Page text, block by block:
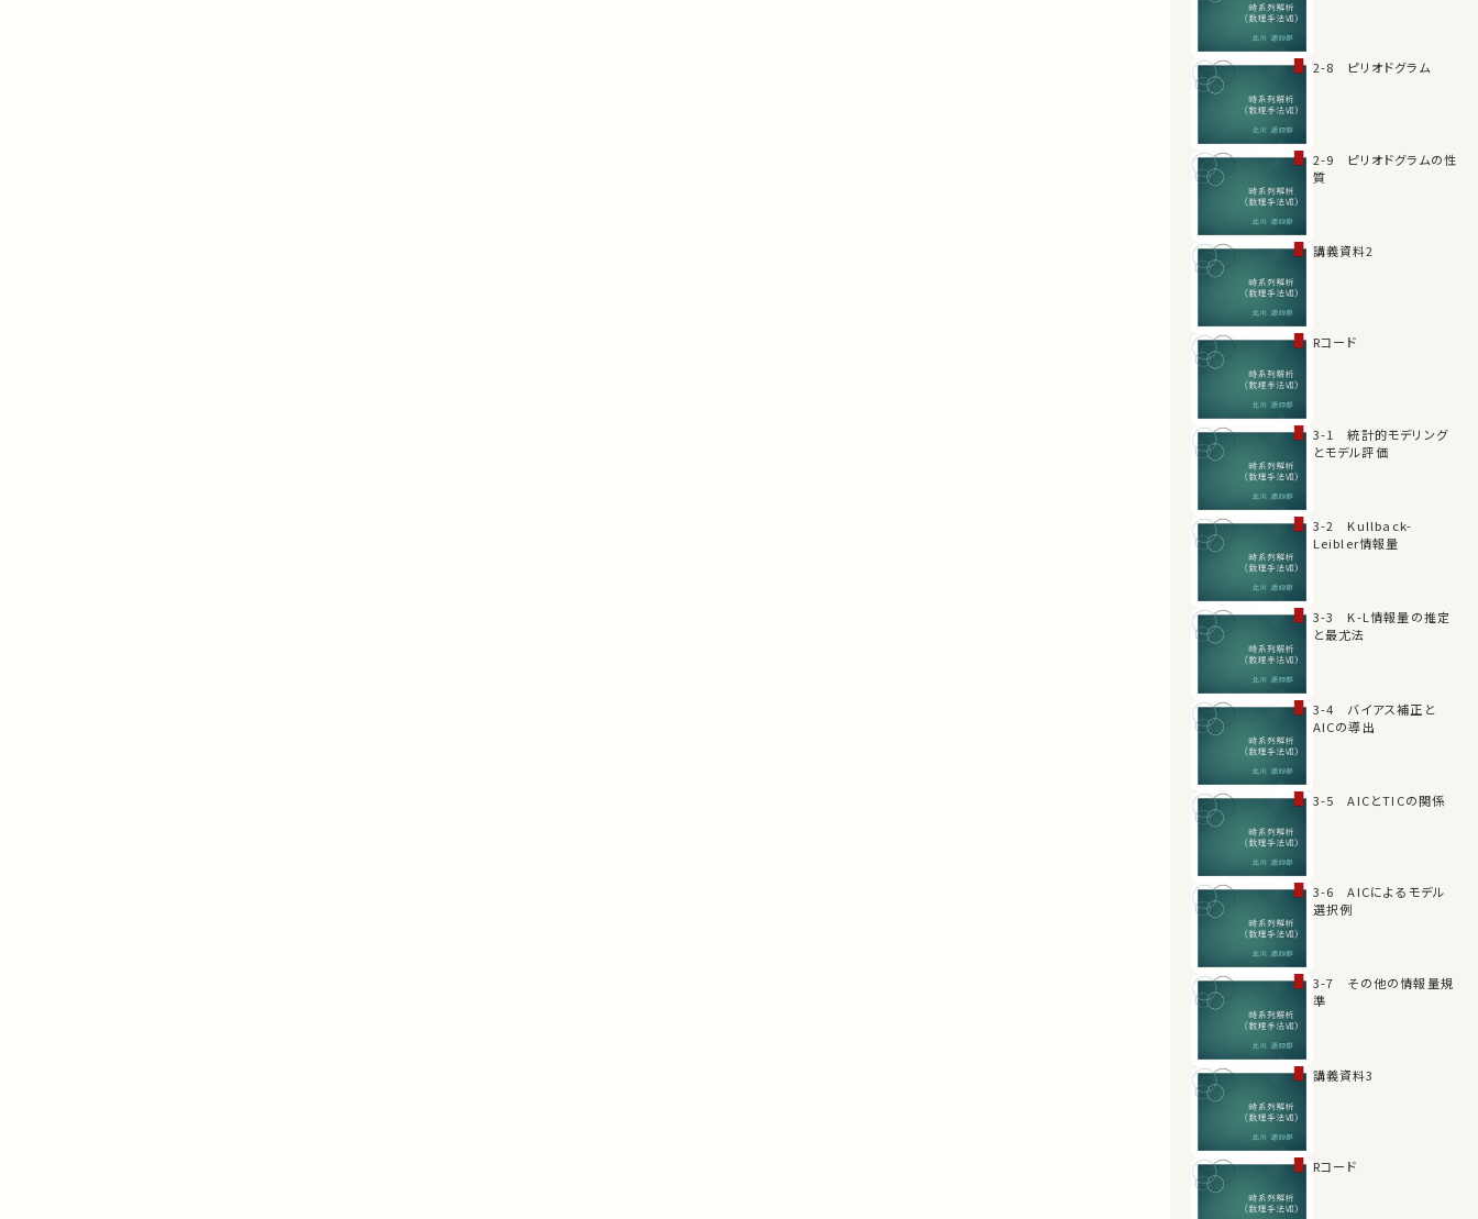
2-8 ピリオドグラム
2-9 ピリオドグラムの性
質
講義資料2
Rコード
3-1 統計的モデリング
とモデル評価
3-2 Kullback-
Leibler情報量
3-3 K-L情報量の推定
と最尤法
3-4 バイアス補正と
AICの導出
3-5 AICとTICの関係
3-6 AICによるモデル
選択例
3-7 その他の情報量規
準
講義資料3
Rコード